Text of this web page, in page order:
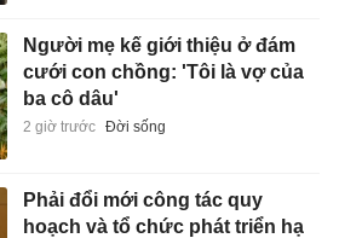
Người mẹ kế giới thiệu ở đám
cưới con chồng: 'Tôi là vợ của
ba cô dâu'
2 giờ trước Đời sống
Phải đổi mới công tác quy
hoạch và tổ chức phát triển hạ